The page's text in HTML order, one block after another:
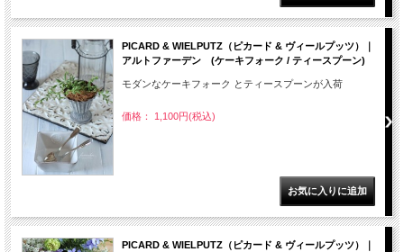
PICARD & WIELPUTZ（ピカード & ヴィールプッツ）｜
アルトファーデン (ケーキフォーク / ティースプーン)
モダンなケーキフォーク とティースプーンが入荷
価格： 1,100円(税込)
PICARD & WIELPUTZ（ピカード & ヴィールプッツ）｜